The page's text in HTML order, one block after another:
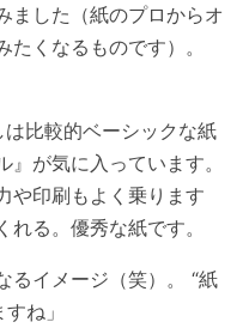
ました（紙のプロからオ
くなるものです）。
比較的ベーシックな紙
が気に入っています。
や印刷もよく乗ります
る。優秀な紙です。
るイメージ（笑）。 “紙
ね」